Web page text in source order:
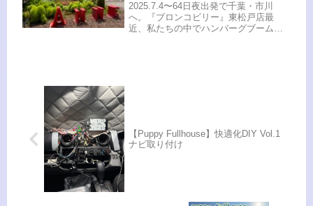
2025.7.4〜64日夜出発で千葉・市川
へ。『ブロンコビリー』東松戸店最
近、私たちの中でハンバーグブームサ
【Puppy Fullhouse】快適化DIY Vol.1
ナビ取り付け